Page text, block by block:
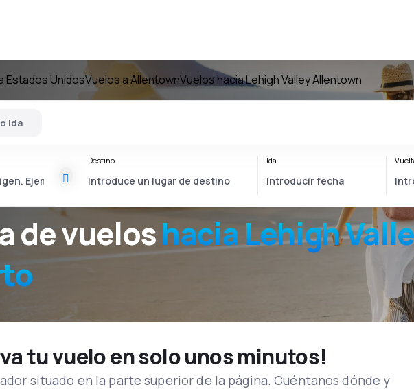
Estados UnidosVuelos a AllentownVuelos hacia Lehigh Valley Allentown
de vueloshaciaLehigh
ida
Destino Ida
tu vuelo en solo unos minutos!
situado en la parte superior de la página. Cuéntanos dónde y